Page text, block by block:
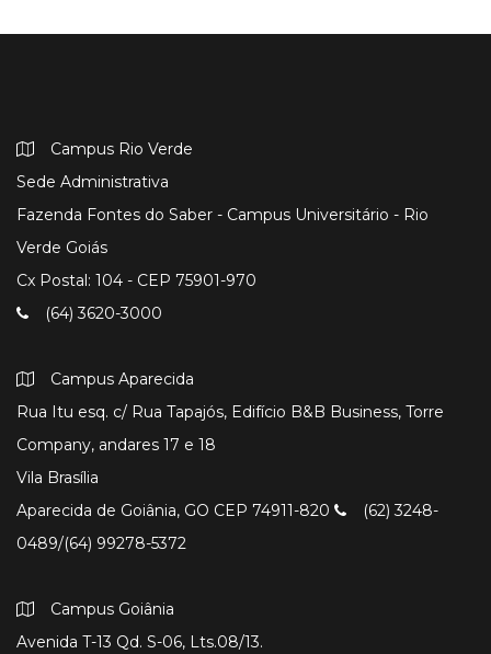
Campus Rio Verde
Sede Administrativa
Fazenda Fontes do Saber - Campus Universitário - Rio
Verde Goiás
Cx Postal: 104 - CEP 75901-970
(64) 3620-3000
Campus Aparecida
Rua Itu esq. c/ Rua Tapajós, Edifício B&B Business, Torre
Company, andares 17 e 18
Vila Brasília
Aparecida de Goiânia, GO CEP 74911-820
(62) 3248-
0489/(64) 99278-5372
Campus Goiânia
Avenida T-13 Qd. S-06, Lts.08/13.